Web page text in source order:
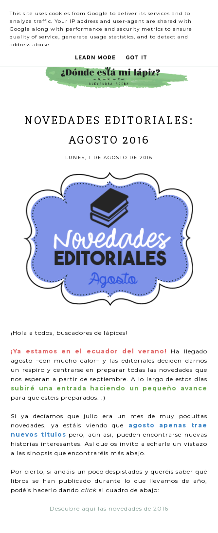
NOVEDADES EDITORIALES:
AGOSTO 2016
LUNES, 1 DE AGOSTO DE 2016
¡Hola a todos, buscadores de lápices!
¡Ya estamos en el ecuador del verano!
Ha llegado
agosto –con mucho calor– y las editoriales deciden darnos
un respiro y centrarse en preparar todas las novedades que
nos esperan a partir de septiembre. A lo largo de estos días
subiré una entrada haciendo un pequeño avance
para que estéis preparados. :)
Si ya decíamos que julio era un mes de muy poquitas
novedades, ya estáis viendo que agosto apenas trae
nuevos títulos pero, aún así, pueden encontrarse nuevas
historias interesantes. Así que os invito a echarle un vistazo
a las sinopsis que encontraréis más abajo.
Por cierto, si andáis un poco despistados y queréis saber qué
libros se han publicado durante lo que llevamos de año,
podéis hacerlo dando click al cuadro de abajo:
Descubre aquí las novedades de 2016
This site uses cookies from Google to deliver its services and to
analyze traffic. Your IP address and user-agent are shared with
Google along with performance and security metrics to ensure
quality of service, generate usage statistics, and to detect and
address abuse.
LEARN MORE GOT IT